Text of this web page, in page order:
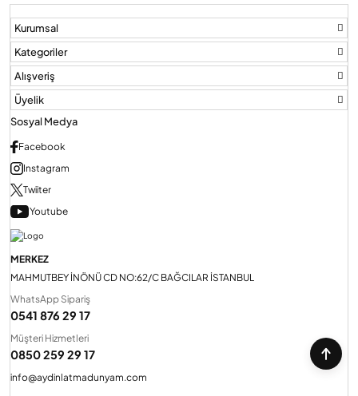
Kurumsal
Kategoriler
Alışveriş
Üyelik
Sosyal Medya
Facebook
Instagram
Twiiter
Youtube
MERKEZ
MAHMUTBEY İNÖNÜ CD NO:62/C BAĞCILAR İSTANBUL
WhatsApp Sipariş
0541 876 29 17
Müşteri Hizmetleri
0850 259 29 17
info@aydinlatmadunyam.com